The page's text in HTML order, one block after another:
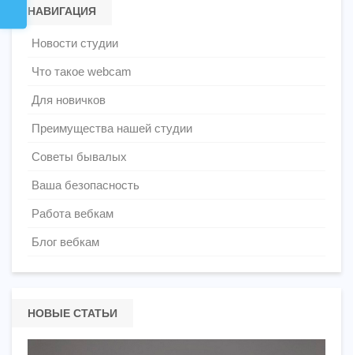
НАВИГАЦИЯ
Новости студии
Что такое webcam
Для новичков
Преимущества нашей студии
Советы бывалых
Ваша безопасность
Работа вебкам
Блог вебкам
НОВЫЕ СТАТЬИ